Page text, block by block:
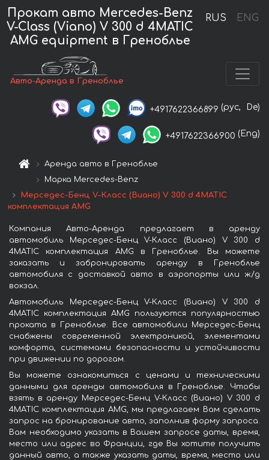
RUS ENG
Прокат авто Mercedes-Benz
V-Class (Viano) V 300 d 4MATIC
AMG equipment в Греноблье
Авто-Аренда в Греноблье
+4917622366899 (рус, De)
+4917622366900 (Eng)
Аренда авто в Греноблье
Марка Mercedes-Benz
Мерседес-Бенц V-Класс (Виано) V 300 d 4MATIC
комплектация AMG
Компания Авто-Аренда предлагает в аренду
автомобиль Мерседес-Бенц V-Класс (Виано) V 300 d
4MATIC комплектация AMG в Греноблье. Вы можете
заказать и забронировать аренду в Греноблье
автомобиля с доставкой авто в аэропорты или ж/д
вокзал.
Автомобиль Мерседес-Бенц V-Класс (Виано) V 300 d
4MATIC комплектация AMG пользуются популярностью
проката в Греноблье. Все автомобили Мерседес-Бенц
снабжены современной электроникой, элементами
комфорта, системами безопасности и устойчивости
при движении по дорогам.
Вы можете ознакомиться с ценами и техническими
данными для аренды автомобиля в Греноблье. Чтобы
взять в аренду Мерседес-Бенц V-Класс (Виано) V 300 d
4MATIC комплектация AMG, мы предлагаем Вам сделать
запрос на бронирование авто, заполнив форму запроса.
Вам необходимо указать в Вашем запросе даты, время,
место или адрес во Франции, где Вы хотите получить
данный авто, а также указать даты, время, место или